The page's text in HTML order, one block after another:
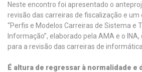
Neste encontro foi apresentado o
revisão das carreiras de fiscalização e
“Perfis e Modelos Carreiras de Sistema e
Informação”, elaborado pela AMA e o
para a revisão das carreiras de informática.
É altura de regressar à normalidade e